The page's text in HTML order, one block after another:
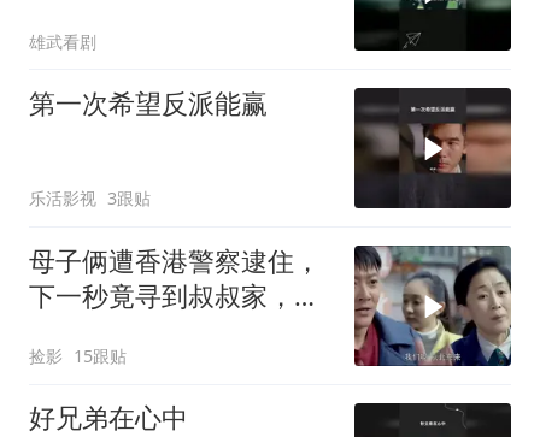
雄武看剧
第一次希望反派能赢
乐活影视 3跟贴
母子俩遭香港警察逮住，
下一秒竟寻到叔叔家，瞬
捡影 15跟贴
好兄弟在心中